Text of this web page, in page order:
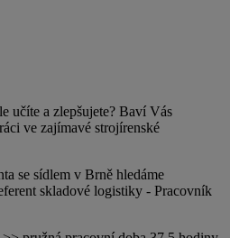
učíte a zlepšujete? Baví Vás
ve zajímavé strojírenské
se sídlem v Brně hledáme
skladové logistiky - Pracovník